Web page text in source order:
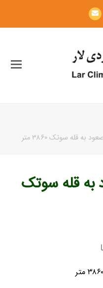
Email
به قله سوتک ۳۸۶۰ متر
به قله سوتک